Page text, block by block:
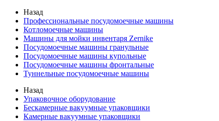
Назад
Профессиональные посудомоечные машины
Котломоечные машины
Машины для мойки инвентаря Zernike
Посудомоечные машины гранульные
Посудомоечные машины купольные
Посудомоечные машины фронтальные
Туннельные посудомоечные машины
Назад
Упаковочное оборудование
Бескамерные вакуумные упаковщики
Камерные вакуумные упаковщики